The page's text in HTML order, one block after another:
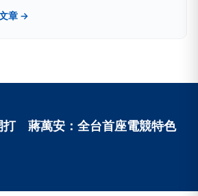
觀點報導和消費新聞、公關行銷企劃分
薦、科技新知為特色。
章 →
打 蔣萬安：全台首座電競特色